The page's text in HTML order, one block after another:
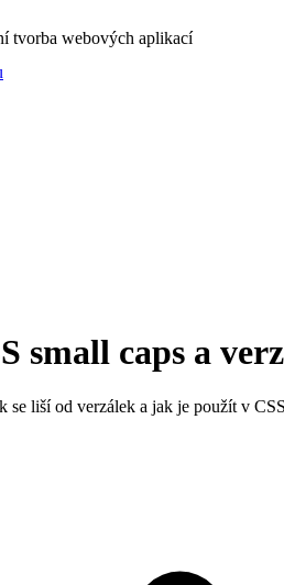
tvorba webových aplikací
small caps a
se liší od verzálek a jak je použít v